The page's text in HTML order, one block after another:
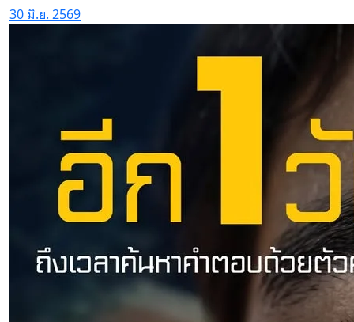
30 มิ.ย. 2569